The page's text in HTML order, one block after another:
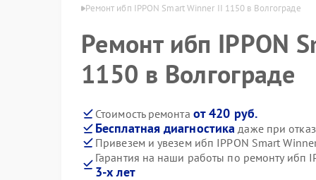
Ремонт ибп IPPON Smart Winner II 1150 в Волгограде
Ремонт ибп IPPON
1150 в Волгограде
Стоимость ремонта от 420 руб.
Бесплатная диагностика даже при
Привезем и увезем ибп IPPON Smart
Гарантия на наши работы по ремонту ибп
3-х лет